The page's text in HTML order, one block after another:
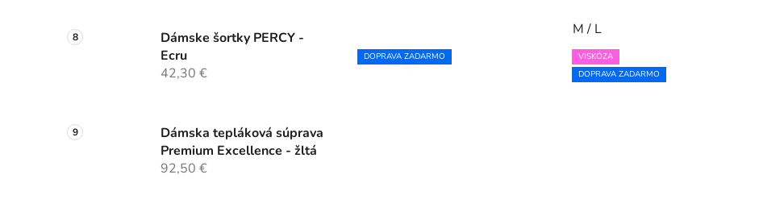
Dámske šortky PERCY -
Ecru
42,30 €
Dámska tepláková súprava
Premium Excellence - žltá
92,50 €
M / L
DOPRAVA ZADARMO
VISKÓZA
DOPRAVA ZADARMO